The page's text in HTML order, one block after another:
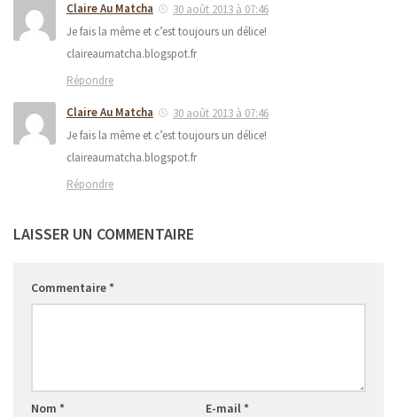
Claire Au Matcha
30 août 2013 à 07:46
Je fais la même et c’est toujours un délice!
claireaumatcha.blogspot.fr
Répondre
Claire Au Matcha
30 août 2013 à 07:46
Je fais la même et c’est toujours un délice!
claireaumatcha.blogspot.fr
Répondre
LAISSER UN COMMENTAIRE
Commentaire*
Nom * E-mail*